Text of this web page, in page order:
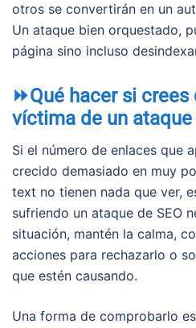
otros se convertirán en un
Un ataque bien orquestado,
página sino incluso
⏩Qué hacer si
víctima de un ataque
Si el número de enlaces que
crecido demasiado en muy
text no tienen nada que ver,
sufriendo un ataque de SEO
situación, mantén la calma,
acciones para rechazarlo o
que estén causando.
Una forma de comprobarlo